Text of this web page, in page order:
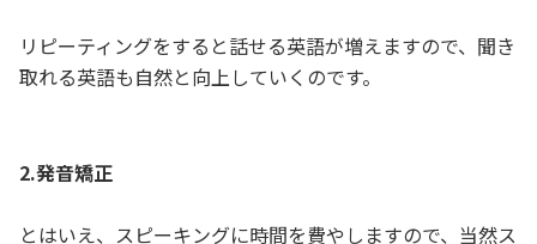
リピーティングをすると話せる英語が増えますので、聞き
取れる英語も自然と向上していくのです。
2.発音矯正
とはいえ、スピーキングに時間を費やしますので、当然ス